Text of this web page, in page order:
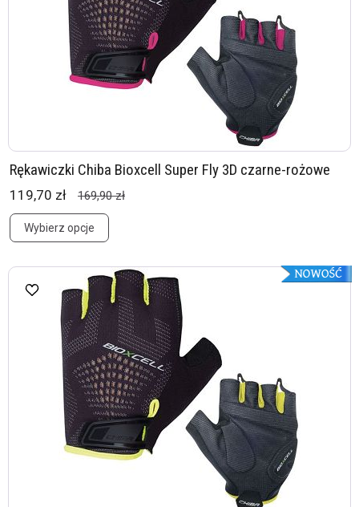
Rękawiczki Chiba Bioxcell Super Fly 3D czarne-rożowe
119,70 zł 169,90 zł
Wybierz opcje